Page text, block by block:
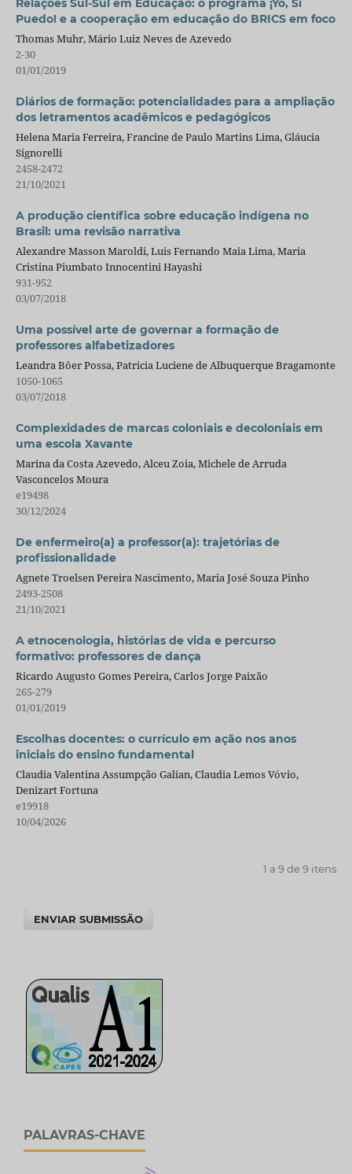
Relações Sul-Sul em Educação: o programa ¡Yo, Sí
Puedo! e a cooperação em educação do BRICS em foco
Thomas Muhr, Mário Luiz Neves de Azevedo
2-30
01/01/2019
Diários de formação: potencialidades para a ampliação
dos letramentos acadêmicos e pedagógicos
Helena Maria Ferreira, Francine de Paulo Martins Lima, Gláucia
Signorelli
2458-2472
21/10/2021
A produção científica sobre educação indígena no
Brasil: uma revisão narrativa
Alexandre Masson Maroldi, Luis Fernando Maia Lima, Maria
Cristina Piumbato Innocentini Hayashi
931-952
03/07/2018
Uma possível arte de governar a formação de
professores alfabetizadores
Leandra Bôer Possa, Patricia Luciene de Albuquerque Bragamonte
1050-1065
03/07/2018
Complexidades de marcas coloniais e decoloniais em
uma escola Xavante
Marina da Costa Azevedo, Alceu Zoia, Michele de Arruda
Vasconcelos Moura
e19498
30/12/2024
De enfermeiro(a) a professor(a): trajetórias de
profissionalidade
Agnete Troelsen Pereira Nascimento, Maria José Souza Pinho
2493-2508
21/10/2021
A etnocenologia, histórias de vida e percurso
formativo: professores de dança
Ricardo Augusto Gomes Pereira, Carlos Jorge Paixão
265-279
01/01/2019
Escolhas docentes: o currículo em ação nos anos
iniciais do ensino fundamental
Claudia Valentina Assumpção Galian, Claudia Lemos Vóvio,
Denizart Fortuna
e19918
10/04/2026
1 a 9 de 9 itens
ENVIAR SUBMISSÃO
PALAVRAS-CHAVE